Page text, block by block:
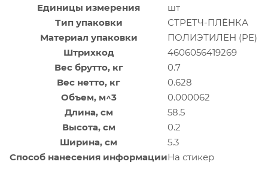
Единицы измерения
шт
Тип упаковки
СТРЕТЧ-ПЛЁНКА
Материал упаковки
ПОЛИЭТИЛЕН (PE)
Штрихкод
4606056419269
Вес брутто, кг
0.7
Вес нетто, кг
0.628
Объем, м^3
0.000062
Длина, см
58.5
Высота, см
0.2
Ширина, см
5.3
Способ нанесения информацииНа стикер